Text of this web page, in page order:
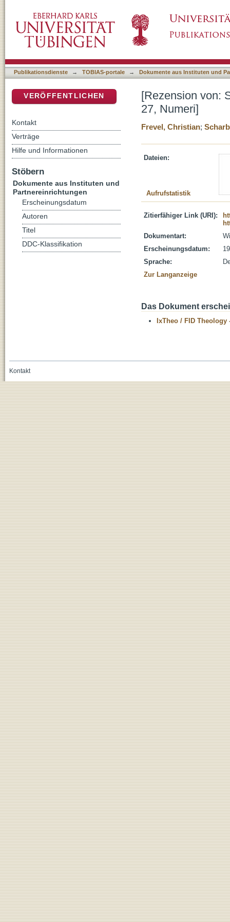
Publikationsdienste → TOBIAS-portale → Dokumente aus Instituten und
[Rezension von:
27, Numeri]
Frevel, Christian;
Dateien:
Aufrufstatistik
Zitierfähiger Link (URI):
Dokumentart:
Erscheinungsdatum:
Sprache:
Zur Langanzeige
Das Dokument
IxTheo / FID Theology
VERÖFFENTLICHEN
Kontakt
Verträge
Hilfe und Informationen
Stöbern
Dokumente aus Instituten und
Partnereinrichtungen
Erscheinungsdatum
Autoren
Titel
DDC-Klassifikation
Kontakt